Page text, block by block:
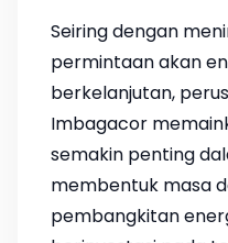
Seiring dengan
permintaan akan
berkelanjutan,
Imbagacor
semakin penting
membentuk masa
pembangkitan